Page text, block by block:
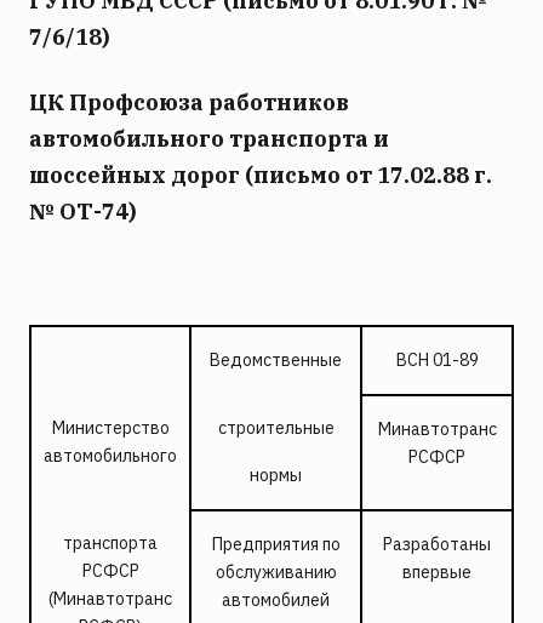
7/6/18)
ЦК Профсоюза работников
автомобильного транспорта и
шоссейных дорог (письмо от 17.02.88 г.
№ ОТ-74)
Ведомственные ВСН 01-89
Министерство
автомобильного
строительные
нормы
Минавтотранс
РСФСР
транспорта
РСФСР
(Минавтотранс
Предприятия по
обслуживанию
автомобилей
Разработаны
впервые